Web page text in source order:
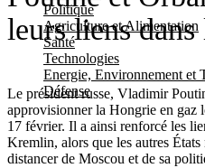
Politique
Agriculture et Alimentation
Santé
Technologies
Energie, Environnement et
Défense
leurs liens dans
Le président russe, Vladimir
approvisionner la Hongrie en gaz
17 février. Il a ainsi renforcé les
Kremlin, alors que les autres
distancer de Moscou et de sa